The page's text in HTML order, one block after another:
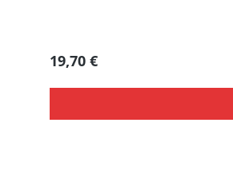
Regulärer Preis:
19,70 €